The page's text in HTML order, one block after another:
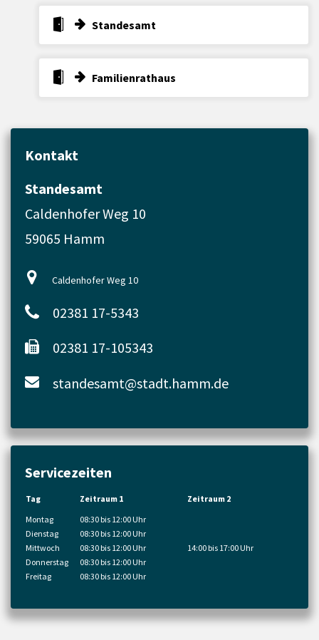
Standesamt
Familienrathaus
Kontakt
Standesamt
Caldenhofer Weg 10
59065 Hamm
Caldenhofer Weg 10
02381 17-5343
02381 17-105343
standesamt@stadt.hamm.de
Servicezeiten
Tag Zeitraum 1
Zeitraum 2
Montag
08:30 bis 12:00 Uhr
Dienstag
08:30 bis 12:00 Uhr
Mittwoch
08:30 bis 12:00 Uhr
14:00 bis 17:00 Uhr
Donnerstag
08:30 bis 12:00 Uhr
Freitag
08:30 bis 12:00 Uhr